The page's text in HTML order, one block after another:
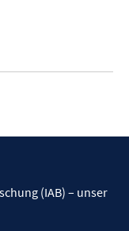
(IAB) – unser